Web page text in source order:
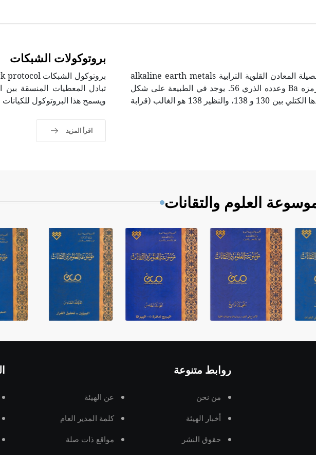
الباريوم barium عنصر كيميائي في فصيلة المعادن القلوية الترابية alkaline earth metals
الفصيلة 2 (IIA) في الجدول الدوري، رمزه Ba وعدده الذري 56. يوجد في الطبيعة على شكل
مركبات، وهو مزيج من نظائر يراوح عددها الكتلي بين 130 و 138، والنظير 138 هو الغالب (قرابة
بروتوكولات الشبكات
تبادل المعطيات المنسقة بين
ويسمح هذا البروتوكول للكيانات
اقرأ المزيد
العلوم والتقانات
روابط متنوعة
من نحن عن الهيئة
أخبار الهيئة كلمة المدير العام
حقوق النشر مواقع ذات صلة